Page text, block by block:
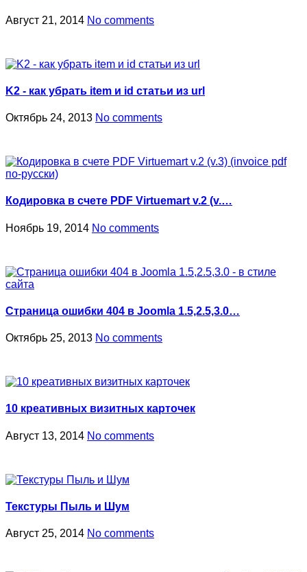
Август 21, 2014 No comments
K2 - как убрать item и id статьи из url
Октябрь 24, 2013 No comments
Кодировка в счете PDF Virtuemart v.2 (v.…
Ноябрь 19, 2014 No comments
Страница ошибки 404 в Joomla 1.5,2.5,3.0…
Октябрь 25, 2013 No comments
10 креативных визитных карточек
Август 13, 2014 No comments
Текстуры Пыль и Шум
Август 25, 2014 No comments